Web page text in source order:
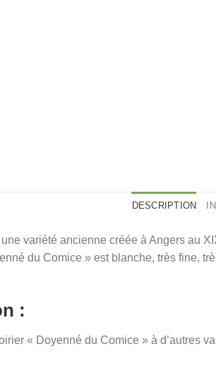
DESCRIPTION
variété ancienne créée à Angers au
du Comice » est blanche, très fine,
:
« Doyenné du Comice » à d’autres